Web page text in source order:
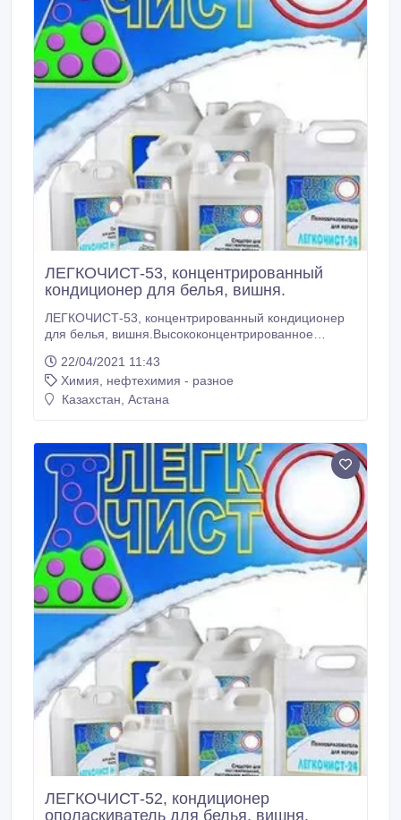
ЛЕГКОЧИСТ-53, концентрированный
кондиционер для белья, вишня.
ЛЕГКОЧИСТ-53, концентрированный кондиционер
для белья, вишня.Высококонцентрированное
ополаскивания белья, придания белью мягкости и
яркости оттенков, снижения сминаемости тканей
после стирки и улучшения проглаживания тканей на
22/04/2021 11:43
Химия, нефтехимия - разное
Казахстан, Астана
ЛЕГКОЧИСТ-52, кондиционер
ополаскиватель для белья, вишня.